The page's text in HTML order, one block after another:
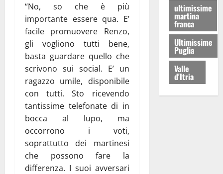
“No, so che è più
importante essere qua. E’
facile promuovere Renzo,
gli vogliono tutti bene,
basta guardare quello che
scrivono sui social. E’ un
ragazzo umile, disponibile
con tutti. Sto ricevendo
tantissime telefonate di in
bocca al lupo, ma
occorrono i voti,
soprattutto dei martinesi
che possono fare la
differenza. I suoi avversari
ultimissime
martina
franca
Ultimissime
Puglia
Valle
d'Itria